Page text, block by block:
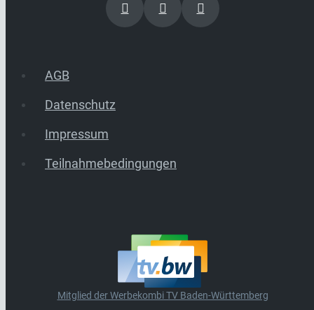
AGB
Datenschutz
Impressum
Teilnahmebedingungen
Mitglied der Werbekombi TV Baden-Württemberg